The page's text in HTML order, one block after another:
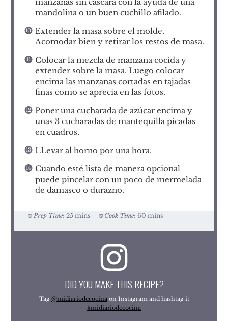
manzanas sin cáscara con la ayuda de una
mandolina o un buen cuchillo afilado.
Extender la masa sobre el molde.
Acomodar bien y retirar los restos de masa.
Colocar la mezcla de manzana cocida y
extender sobre la masa. Luego colocar
encima las manzanas cortadas en tajadas
finas como se aprecia en las fotos.
Poner una cucharada de azúcar encima y
unas 3 cucharadas de mantequilla picadas
en cuadros.
LLevar al horno por una hora.
Cuando esté lista de manera opcional
puede pincelar con un poco de mermelada
de damasco o durazno.
Prep Time: 25 mins Cook Time: 60 mins
DID YOU MAKE THIS RECIPE?
Tag @midiariodecocinaon Instagram and hashtag it
#midiariodecocina